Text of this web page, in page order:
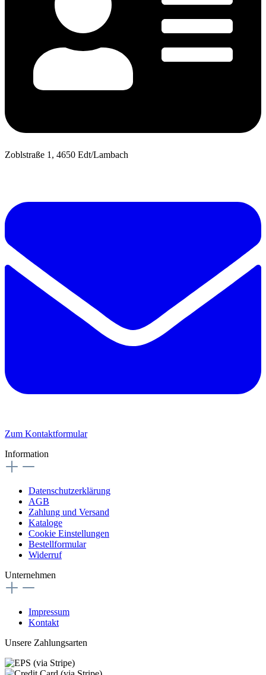
Zoblstraße 1, 4650 Edt/Lambach
Zum Kontaktformular
Information
Datenschutzerklärung
AGB
Zahlung und Versand
Kataloge
Cookie Einstellungen
Bestellformular
Widerruf
Unternehmen
Impressum
Kontakt
Unsere Zahlungsarten